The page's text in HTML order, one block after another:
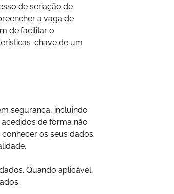
de seriação de
a vaga de
de facilitar o
chave de um
segurança, incluindo
de forma não
os seus dados.
Quando aplicável,